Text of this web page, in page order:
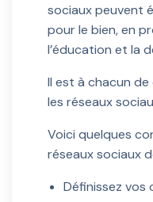
sociaux peuvent
pour le bien, en
l’éducation et la
Il est à chacun
les réseaux
Voici quelques
réseaux sociaux
Définissez vos